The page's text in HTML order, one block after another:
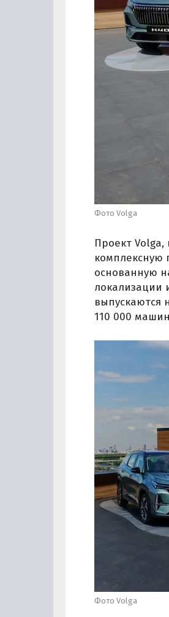
Фото Volga
Проект Volga,
комплексную
основанную
локализации
выпускаются
110 000
Фото Volga